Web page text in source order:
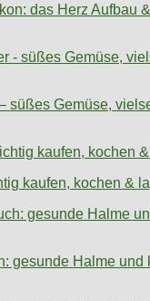
das Herz Aufbau
süßes Gemüse,
kaufen, kochen &
gesunde Halme und